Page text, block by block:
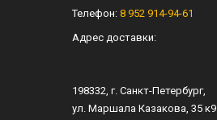
Телефон: 8 952 914-94-61
Адрес доставки:
198332 , г. Санкт-Петербург,
ул. Маршала Казакова, 35 к9